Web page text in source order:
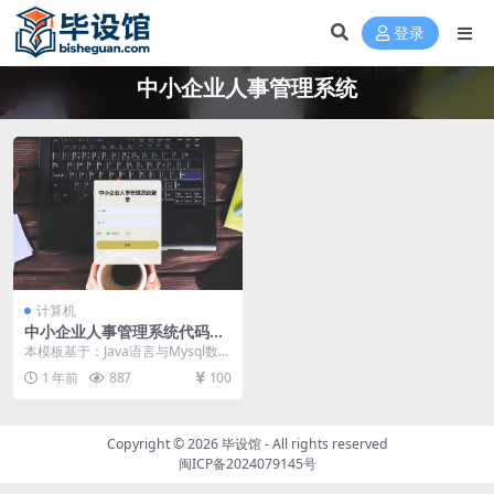
登录
中小企业人事管理系统
计算机
中小企业人事管理系统代码毕
设模板 毕业设计模板及毕业论
本模板基于：Java语言与Mysql数据
库开发 系统详细设计 管理员功能模
块 管...
1 年前 887 100
Copyright © 2026毕设馆- All rights reserved
闽ICP备2024079145号